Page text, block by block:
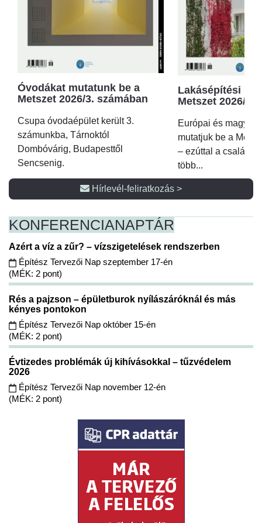
Óvodákat mutatunk be a
Metszet 2026/3. számában
Csupa óvodaépület került 3.
számunkba, Tárnoktól
Dombóvárig, Budapesttől
Sencsenig.
Lakásépítési
Metszet 2026/2.
Európai és magyar
mutatjuk be a
– ezúttal a családi
több...
Hírlevél-feliratkozás >
KONFERENCIANAPTÁR
Azért a víz a zűr? – vízszigetelések rendszerben
Építész Tervezői Nap szeptember 17-én
(MÉK: 2 pont)
Rés a pajzson – épületburok nyílászáróknál és más
kényes pontokon
Építész Tervezői Nap október 15-én
(MÉK: 2 pont)
Évtizedes problémák új kihívásokkal – tűzvédelem
2026
Építész Tervezői Nap november 12-én
(MÉK: 2 pont)